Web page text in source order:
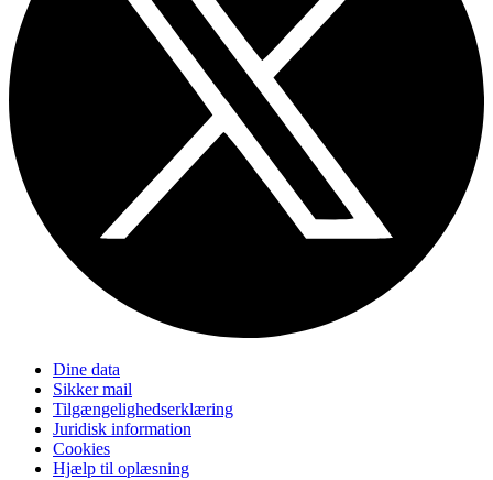
Dine data
Sikker mail
Tilgængelighedserklæring
Juridisk information
Cookies
Hjælp til oplæsning